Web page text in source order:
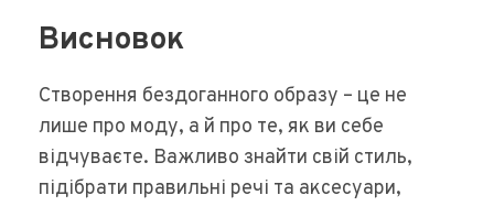
Висновок
Створення бездоганного образу – це не
лише про моду, а й про те, як ви себе
відчуваєте. Важливо знайти свій стиль,
підібрати правильні речі та аксесуари,